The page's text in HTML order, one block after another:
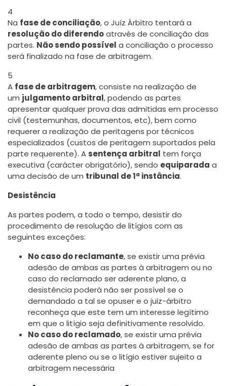
4
Na fase de conciliação, o Juíz Árbitro tentará a
resolução do diferendoatravés de conciliação das
partes. Não sendo possível a conciliação o processo
será finalizado na fase de arbitragem.
5
A fase de arbitragem, consiste na realização de
um julgamento arbitral, podendo as partes
apresentar qualquer prova das admitidas em processo
civil (testemunhas, documentos, etc), bem como
requerer a realização de peritagens por técnicos
especializados (custos de peritagem suportados pela
parte requerente). A sentença arbitral tem força
executiva (carácter obrigatório), sendo equiparada a
uma decisão de um tribunal de 1ª instância.
Desistência
As partes podem, a todo o tempo, desistir do
procedimento de resolução de litígios com as
seguintes exceções:
No caso do reclamante, se existir uma prévia
adesão de ambas as partes à arbitragem ou no
caso do reclamado ser aderente plano, a
desistência poderá não ser possível se o
demandado a tal se opuser e o juiz-árbitro
reconheça que este tem um interesse legítimo
em que o litígio seja definitivamente resolvido.
No caso do reclamado, se existir uma prévia
adesão de ambas as partes à arbitragem, se for
aderente pleno ou se o litígio estiver sujeito a
arbitragem necessária